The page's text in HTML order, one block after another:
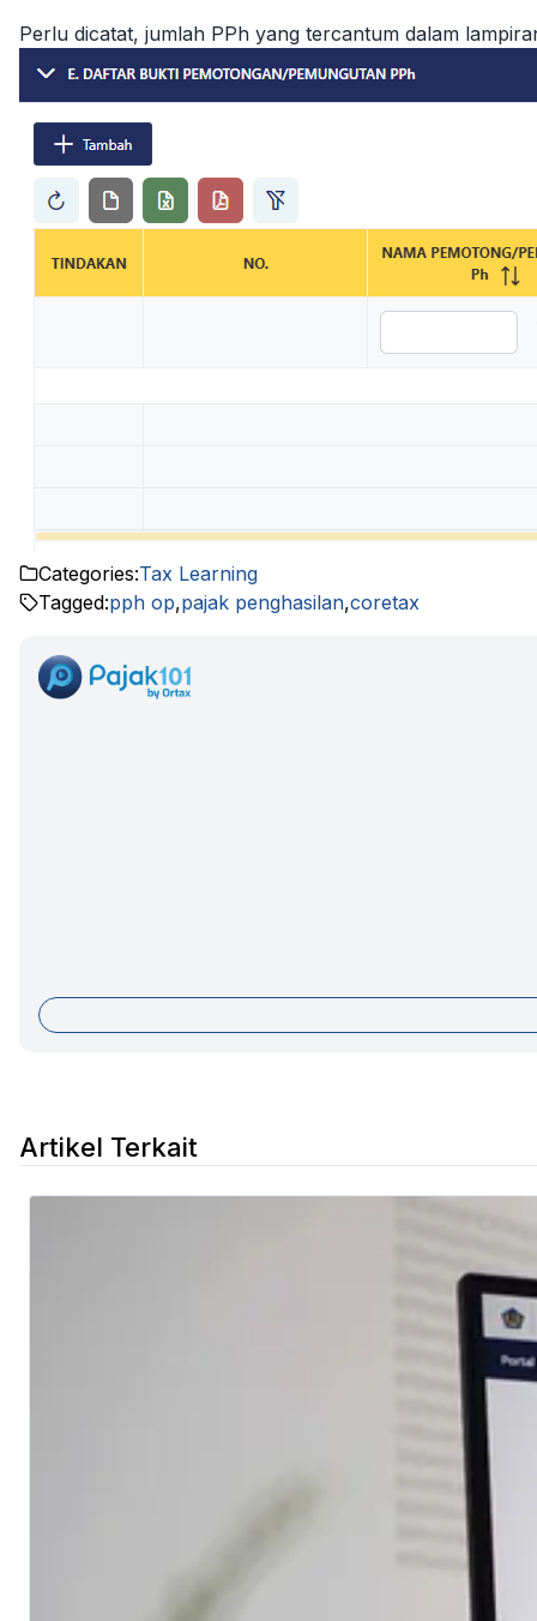
Perlu dicatat, jumlah PPh yang tercantum dalam
Categories:Tax Learning
Tagged:pph op,pajak penghasilan,coretax
Artikel Terkait